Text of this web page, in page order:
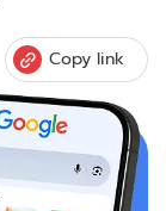
Copy link